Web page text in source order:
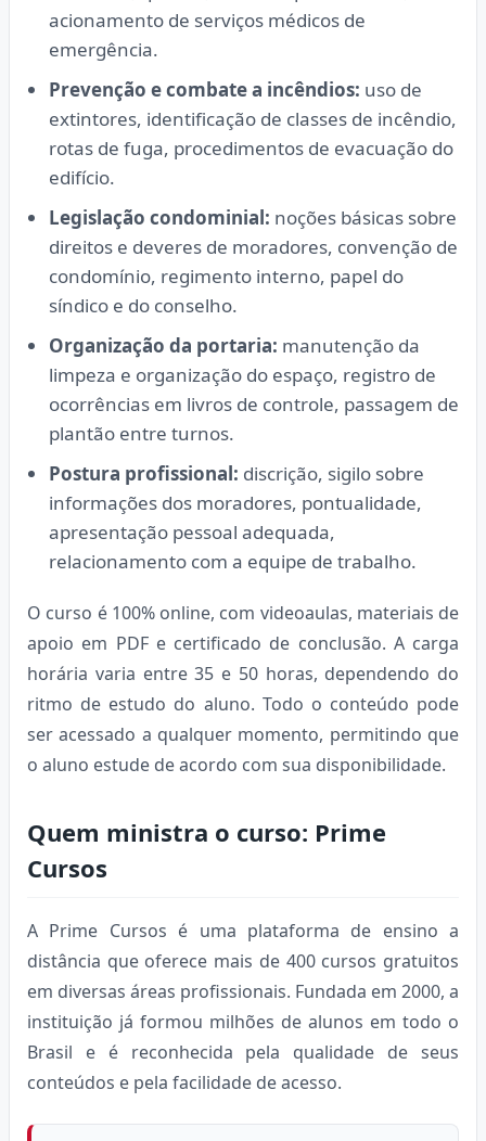
acionamento de serviços médicos de
emergência.
Prevenção e combate a incêndios: uso de
extintores, identificação de classes de incêndio,
rotas de fuga, procedimentos de evacuação do
edifício.
Legislação condominial: noções básicas sobre
direitos e deveres de moradores, convenção de
condomínio, regimento interno, papel do
síndico e do conselho.
Organização da portaria: manutenção da
limpeza e organização do espaço, registro de
ocorrências em livros de controle, passagem de
plantão entre turnos.
Postura profissional: discrição, sigilo sobre
informações dos moradores, pontualidade,
apresentação pessoal adequada,
relacionamento com a equipe de trabalho.
O curso é 100% online, com videoaulas, materiais de
apoio em PDF e certificado de conclusão. A carga
horária varia entre 35 e 50 horas, dependendo do
ritmo de estudo do aluno. Todo o conteúdo pode
ser acessado a qualquer momento, permitindo que
o aluno estude de acordo com sua disponibilidade.
Quem ministra o curso: Prime
Cursos
A Prime Cursos é uma plataforma de ensino a
distância que oferece mais de 400 cursos gratuitos
em diversas áreas profissionais. Fundada em 2000, a
instituição já formou milhões de alunos em todo o
Brasil e é reconhecida pela qualidade de seus
conteúdos e pela facilidade de acesso.